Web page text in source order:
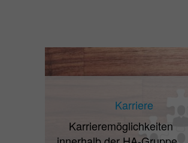
Karriere
Karrieremöglichkeiten